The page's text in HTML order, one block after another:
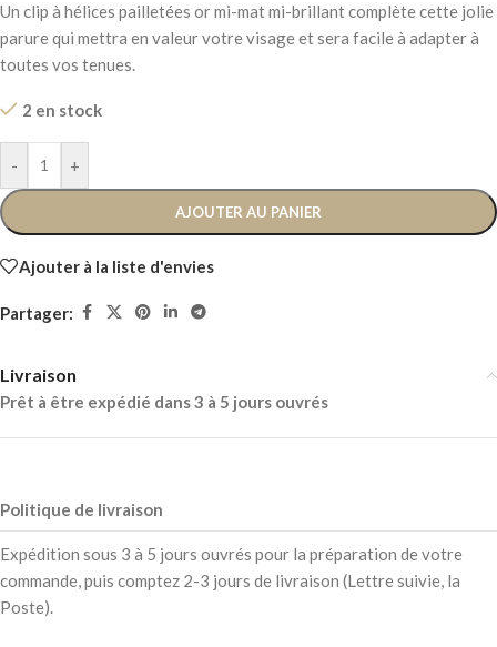
Un clip à hélices pailletées or mi-mat mi-brillant complète cette jolie
parure qui mettra en valeur votre visage et sera facile à adapter à
toutes vos tenues.
2 en stock
- +
AJOUTER AU PANIER
Ajouter à la liste d'envies
Partager:
Livraison
Prêt à être expédié dans 3 à 5 jours ouvrés
Politique de livraison
Expédition sous 3 à 5 jours ouvrés pour la préparation de votre
commande, puis comptez 2-3 jours de livraison (Lettre suivie, la
Poste).